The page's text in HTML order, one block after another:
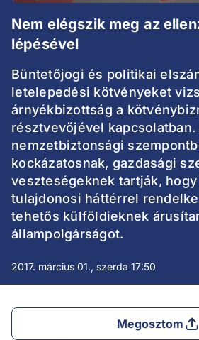
Nem elégszik meg az
lépésével
Büntetőjogi és politikai
letelepedési kötvényeket
árnyékbizottság a
résztvevőjével
nemzetbiztonsági
kockázatosnak, gazdasági
veszteségeknek tartják,
tulajdonosi háttérrel
tehetős külföldieknek
állampolgárságot.
2017. március 01., szerda 17:50
Megosztom